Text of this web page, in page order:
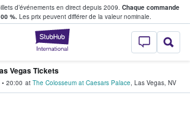
d’événements en direct depuis 2009. Chaque commande
%. Les prix peuvent différer de la valeur nominale.
StubHub - Où
et vendent des billets
Vegas Tickets
• 20:00 at The Colosseum at Caesars Palace, Las Vegas, NV